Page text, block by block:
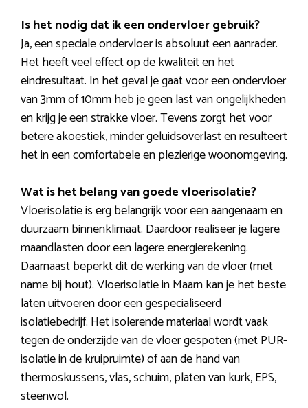
Is het nodig dat ik een ondervloer gebruik?
Ja, een speciale ondervloer is absoluut een aanrader.
Het heeft veel effect op de kwaliteit en het
eindresultaat. In het geval je gaat voor een ondervloer
van 3mm of 10mm heb je geen last van ongelijkheden
en krijg je een strakke vloer. Tevens zorgt het voor
betere akoestiek, minder geluidsoverlast en resulteert
het in een comfortabele en plezierige woonomgeving.
Wat is het belang van goede vloerisolatie?
Vloerisolatie is erg belangrijk voor een aangenaam en
duurzaam binnenklimaat. Daardoor realiseer je lagere
maandlasten door een lagere energierekening.
Daarnaast beperkt dit de werking van de vloer (met
name bij hout). Vloerisolatie in Maarn kan je het beste
laten uitvoeren door een gespecialiseerd
isolatiebedrijf. Het isolerende materiaal wordt vaak
tegen de onderzijde van de vloer gespoten (met PUR-
isolatie in de kruipruimte) of aan de hand van
thermoskussens, vlas, schuim, platen van kurk, EPS,
steenwol.